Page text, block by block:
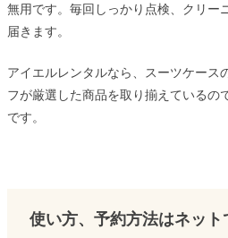
無用です。毎回しっかり点検、クリー
届きます。
アイエルレンタルなら、スーツケース
フが厳選した商品を取り揃えているの
です。
使い方、予約方法はネッ